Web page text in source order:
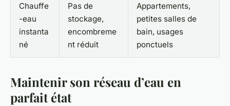
Chauffe
-eau
instanta
né
Pas de
stockage,
encombreme
nt réduit
Appartements,
petites salles de
bain, usages
ponctuels
Maintenir son réseau d’eau en
parfait état